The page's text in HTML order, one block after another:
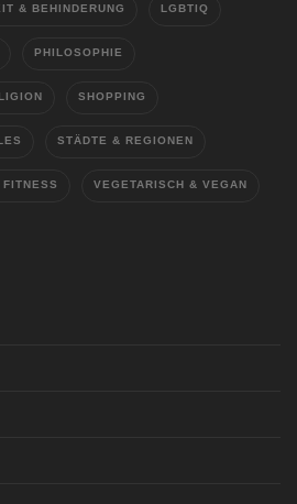
& BEHINDERUNG LGBTIQ
PHILOSOPHIE
SHOPPING
STÄDTE & REGIONEN
VEGETARISCH & VEGAN